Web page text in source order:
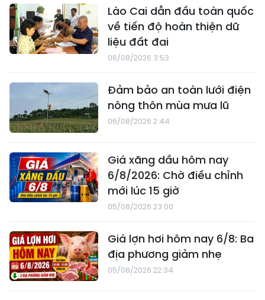
Lào Cai dẫn đầu toàn quốc
về tiến độ hoàn thiện dữ
liệu đất đai
06/08/2026 3:53
Đảm bảo an toàn lưới điện
nông thôn mùa mưa lũ
06/08/2026 2:44
Giá xăng dầu hôm nay
6/8/2026: Chờ điều chỉnh
mới lúc 15 giờ
05/08/2026 23:00
Giá lợn hơi hôm nay 6/8: Ba
địa phương giảm nhẹ
05/08/2026 22:34